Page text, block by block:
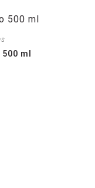
ml